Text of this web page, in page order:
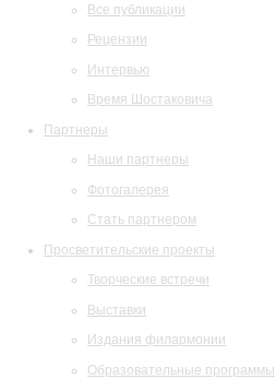
Все публикации
Рецензии
Интервью
Время Шостаковича
Партнеры
Наши партнеры
Фотогалерея
Стать партнером
Просветительские проекты
Творческие встречи
Выставки
Издания филармонии
Образовательные программы